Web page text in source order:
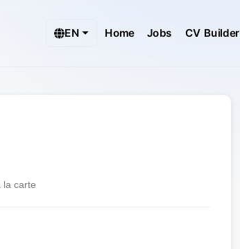
EN Home Jobs CV Builder
la carte